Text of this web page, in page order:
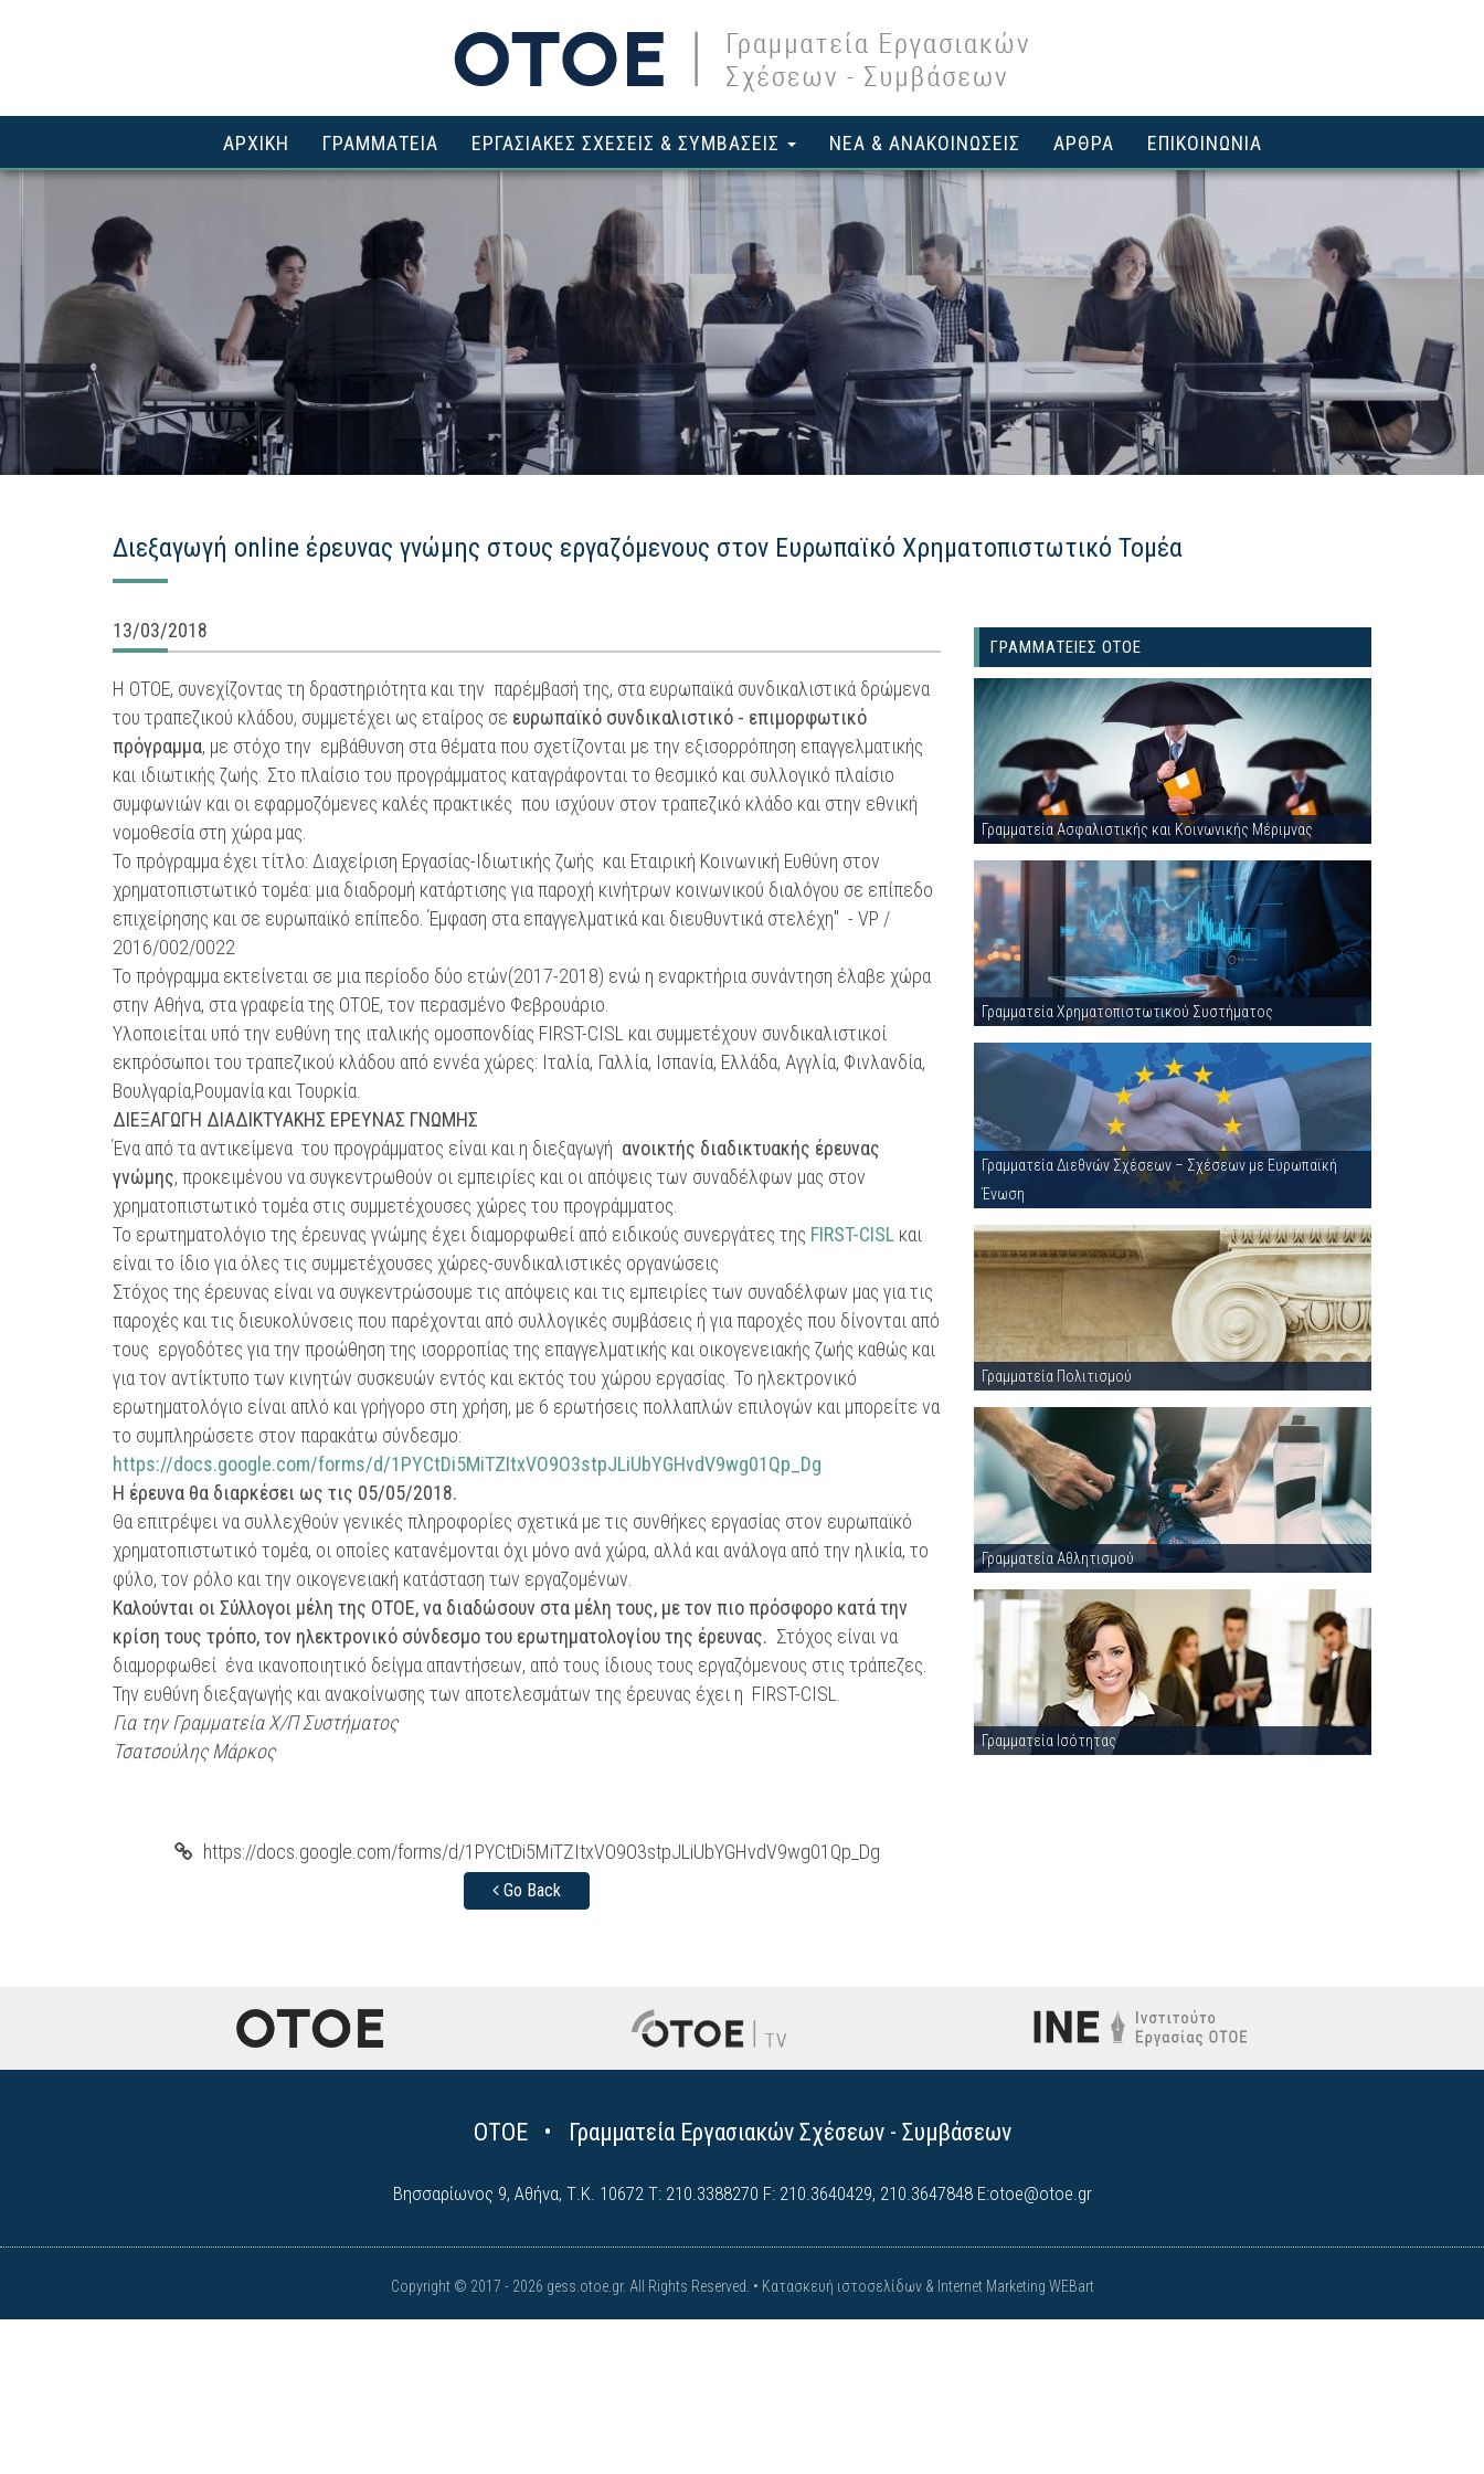
ΑΡΧΙΚΗ ΓΡΑΜΜΑΤΕΙΑ ΕΡΓΑΣΙΑΚΕΣ ΣΧΕΣΕΙΣ & ΣΥΜΒΑΣΕΙΣ ΝΕΑ & ΑΝΑΚΟΙΝΩΣΕΙΣ ΑΡΘΡΑ ΕΠΙΚΟΙΝΩΝΙΑ
Διεξαγωγή online έρευνας γνώμης στους εργαζόμενους στον Ευρωπαϊκό Χρηματοπιστωτικό Τομέα
13/03/2018
Η ΟΤΟΕ, συνεχίζοντας τη δραστηριότητα και την παρέμβασή της, στα ευρωπαϊκά συνδικαλιστικά δρώμενα
του τραπεζικού κλάδου, συμμετέχει ως εταίρος σε ευρωπαϊκό συνδικαλιστικό - επιμορφωτικό
πρόγραμμα, με στόχο την εμβάθυνση στα θέματα που σχετίζονται με την εξισορρόπηση επαγγελματικής
και ιδιωτικής ζωής. Στο πλαίσιο του προγράμματος καταγράφονται το θεσμικό και συλλογικό πλαίσιο
συμφωνιών και οι εφαρμοζόμενες καλές πρακτικές που ισχύουν στον τραπεζικό κλάδο και στην εθνική
νομοθεσία στη χώρα μας.
Το πρόγραμμα έχει τίτλο: Διαχείριση Εργασίας-Ιδιωτικής ζωής και Εταιρική Κοινωνική Ευθύνη στον
χρηματοπιστωτικό τομέα: μια διαδρομή κατάρτισης για παροχή κινήτρων κοινωνικού διαλόγου σε επίπεδο
επιχείρησης και σε ευρωπαϊκό επίπεδο. Έμφαση στα επαγγελματικά και διευθυντικά στελέχη" - VP /
2016/002/0022
Το πρόγραμμα εκτείνεται σε μια περίοδο δύο ετών(2017-2018) ενώ η εναρκτήρια συνάντηση έλαβε χώρα
στην Αθήνα, στα γραφεία της ΟΤΟΕ, τον περασμένο Φεβρουάριο.
Υλοποιείται υπό την ευθύνη της ιταλικής ομοσπονδίας FIRST-CISL και συμμετέχουν συνδικαλιστικοί
εκπρόσωποι του τραπεζικού κλάδου από εννέα χώρες: Ιταλία, Γαλλία, Ισπανία, Ελλάδα, Αγγλία, Φινλανδία,
Βουλγαρία,Ρουμανία και Τουρκία.
ΔΙΕΞΑΓΩΓΗ ΔΙΑΔΙΚΤΥΑΚΗΣ ΕΡΕΥΝΑΣ ΓΝΩΜΗΣ
Ένα από τα αντικείμενα του προγράμματος είναι και η διεξαγωγή ανοικτής διαδικτυακής έρευνας
γνώμης, προκειμένου να συγκεντρωθούν οι εμπειρίες και οι απόψεις των συναδέλφων μας στον
χρηματοπιστωτικό τομέα στις συμμετέχουσες χώρες του προγράμματος.
Το ερωτηματολόγιο της έρευνας γνώμης έχει διαμορφωθεί από ειδικούς συνεργάτες της FIRST-CISL και
είναι το ίδιο για όλες τις συμμετέχουσες χώρες-συνδικαλιστικές οργανώσεις
Στόχος της έρευνας είναι να συγκεντρώσουμε τις απόψεις και τις εμπειρίες των συναδέλφων μας για τις
παροχές και τις διευκολύνσεις που παρέχονται από συλλογικές συμβάσεις ή για παροχές που δίνονται από
τους εργοδότες για την προώθηση της ισορροπίας της επαγγελματικής και οικογενειακής ζωής καθώς και
για τον αντίκτυπο των κινητών συσκευών εντός και εκτός του χώρου εργασίας. Το ηλεκτρονικό
ερωτηματολόγιο είναι απλό και γρήγορο στη χρήση, με 6 ερωτήσεις πολλαπλών επιλογών και μπορείτε να
το συμπληρώσετε στον παρακάτω σύνδεσμο:
https://docs.google.com/forms/d/1PYCtDi5MiTZItxVO9O3stpJLiUbYGHvdV9wg01Qp_Dg
Η έρευνα θα διαρκέσει ως τις 05/05/2018.
Θα επιτρέψει να συλλεχθούν γενικές πληροφορίες σχετικά με τις συνθήκες εργασίας στον ευρωπαϊκό
χρηματοπιστωτικό τομέα, οι οποίες κατανέμονται όχι μόνο ανά χώρα, αλλά και ανάλογα από την ηλικία, το
φύλο, τον ρόλο και την οικογενειακή κατάσταση των εργαζομένων.
Καλούνται οι Σύλλογοι μέλη της ΟΤΟΕ, να διαδώσουν στα μέλη τους, με τον πιο πρόσφορο κατά την
κρίση τους τρόπο, τον ηλεκτρονικό σύνδεσμο του ερωτηματολογίου της έρευνας. Στόχος είναι να
διαμορφωθεί ένα ικανοποιητικό δείγμα απαντήσεων, από τους ίδιους τους εργαζόμενους στις τράπεζες.
Την ευθύνη διεξαγωγής και ανακοίνωσης των αποτελεσμάτων της έρευνας έχει η FIRST-CISL.
Για την Γραμματεία Χ/Π Συστήματος
Τσατσούλης Μάρκος
https://docs.google.com/forms/d/1PYCtDi5MiTZItxVO9O3stpJLiUbYGHvdV9wg01Qp_Dg
Go Back
ΓΡΑΜΜΑΤΕΙΕΣ ΟΤΟΕ
Γραμματεία Ασφαλιστικής και Κοινωνικής Μέριμνας
Γραμματεία Χρηματοπιστωτικού Συστήματος
Γραμματεία Διεθνών Σχέσεων – Σχέσεων με Ευρωπαϊκή
Ένωση
Γραμματεία Πολιτισμού
Γραμματεία Αθλητισμού
Γραμματεία Ισότητας
ΟΤΟΕ • Γραμματεία Εργασιακών Σχέσεων - Συμβάσεων
Βησσαρίωνος 9, Αθήνα, Τ.Κ. 10672 Τ: 210.3388270 F: 210.3640429, 210.3647848 E:otoe@otoe.gr
Copyright © 2017 - 2026 gess.otoe.gr. All Rights Reserved. • Κατασκευή ιστοσελίδων & Internet Marketing WEBart